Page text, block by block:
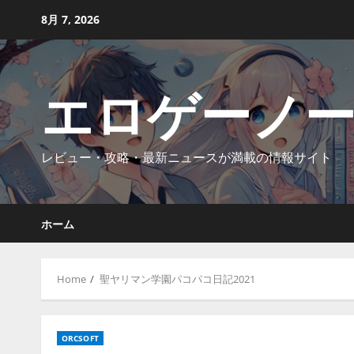
content
8月 7, 2026
エロゲーノ
レビュー・攻略・最新ニュースが満載の情報サイト
ホーム
Home 聖ヤリマン学園パコパコ日記2021
ORCSOFT